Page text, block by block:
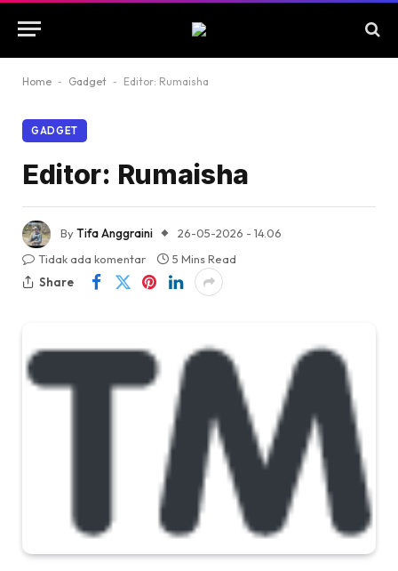
Home - Gadget - Editor: Rumaisha
GADGET
Editor: Rumaisha
ByTifa Anggraini
26-05-2026 - 14.06
Tidak ada komentar
5 Mins Read
Share